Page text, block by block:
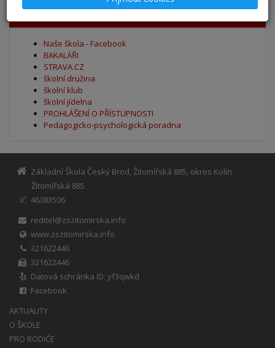
Naše škola - Facebook
BAKALÁŘI
STRAVA.CZ
školní družina
školní klub
školní jídelna
PROHLÁŠENÍ O PŘÍSTUPNOSTI
Pedagogicko-psychologická poradna
Základní Škola Český Brod, Žitomířská 885, okres Kolín
Žitomířská 885
IČ
46383506
reditel@zszitomirska.info
www.zszitomirska.info
321622446
321622446
Datová schránka ID: yf3qwkd
Facebook
AKTUALITY
O ŠKOLE
PRO RODIČE